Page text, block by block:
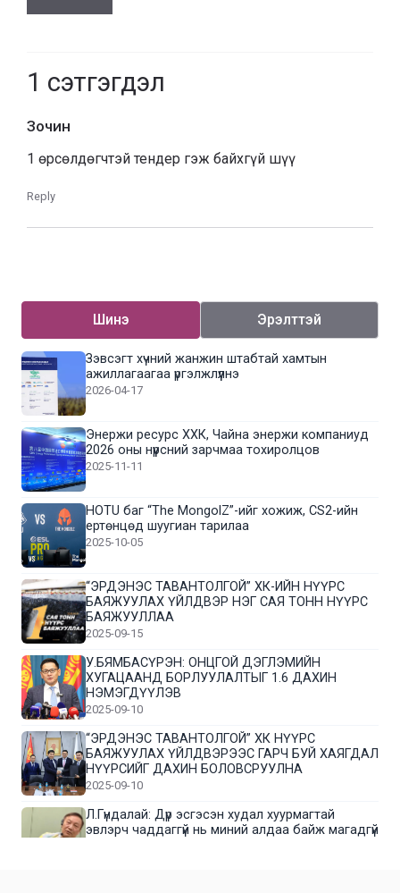
1 сэтгэгдэл
Зочин
1 өрсөлдөгчтэй тендер гэж байхгүй шүү
Reply
Шинэ Эрэлттэй
Зэвсэгт хүчний жанжин штабтай хамтын
ажиллагаагаа үргэлжлүүлнэ
2026-04-17
Энержи ресурс ХХК, Чайна энержи компаниуд
2026 оны нүүрсний зарчмаа тохиролцов
2025-11-11
HOTU баг “The MongolZ”-ийг хожиж, CS2-ийн
ертөнцөд шуугиан тарилаа
2025-10-05
“ЭРДЭНЭС ТАВАНТОЛГОЙ” ХК-ИЙН НҮҮРС
БАЯЖУУЛАХ ҮЙЛДВЭР НЭГ САЯ ТОНН НҮҮРС
БАЯЖУУЛЛАА
2025-09-15
У.БЯМБАСҮРЭН: ОНЦГОЙ ДЭГЛЭМИЙН
ХУГАЦААНД БОРЛУУЛАЛТЫГ 1.6 ДАХИН
НЭМЭГДҮҮЛЭВ
2025-09-10
“ЭРДЭНЭС ТАВАНТОЛГОЙ” ХК НҮҮРС
БАЯЖУУЛАХ ҮЙЛДВЭРЭЭС ГАРЧ БУЙ ХАЯГДАЛ
НҮҮРСИЙГ ДАХИН БОЛОВСРУУЛНА
2025-09-10
Л.Гүндалай: Дүр эсгэсэн худал хуурмагтай
эвлэрч чаддаггүй нь миний алдаа байж магадгүй